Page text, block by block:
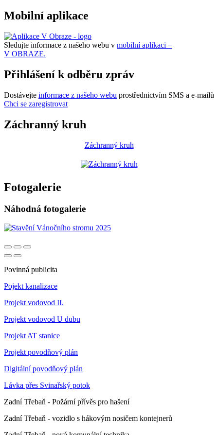
Mobilní aplikace
Sledujte informace z našeho webu v mobilní aplikaci –
V OBRAZE.
Přihlášení k odběru zpráv
Dostávejte informace z našeho webu prostřednictvím SMS a e-mailů
Chci se zaregistrovat
Záchranný kruh
Záchranný kruh
Fotogalerie
Náhodná fotogalerie
Povinná publicita
Pojekt kanalizace
Projekt vodovod II.
Projekt vodovod U dubu
Projekt AT stanice
Projekt povodňový plán
Digitální povodňový plán
Lávka přes Svinařský potok
Zadní Třebaň - Požární přívěs pro hašení
Zadní Třebaň - vozidlo s hákovým nosičem kontejnerů